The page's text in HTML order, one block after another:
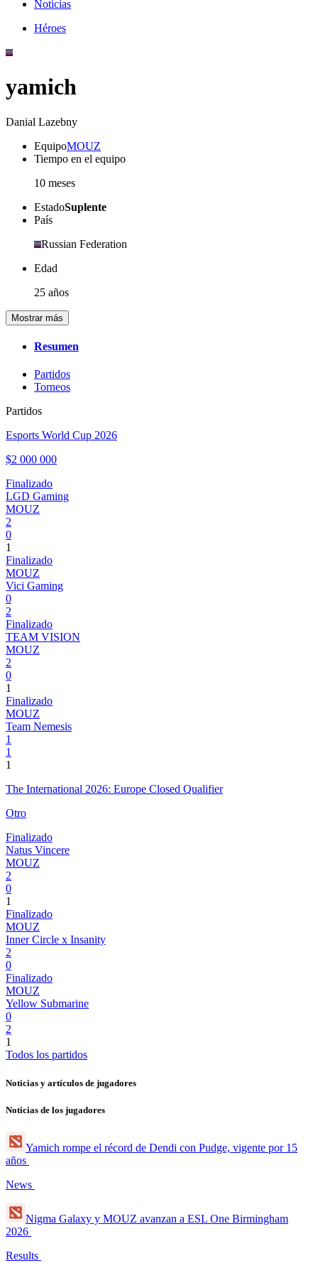
Noticias
Héroes
yamich
Danial Lazebny
EquipoMOUZ
Tiempo en el equipo
10 meses
EstadoSuplente
País
Russian Federation
Edad
25 años
Mostrar más
Resumen
Partidos
Torneos
Partidos
Esports World Cup 2026
$2 000 000
Finalizado
LGD Gaming
MOUZ
2
0
1
Finalizado
MOUZ
Vici Gaming
0
2
Finalizado
TEAM VISION
MOUZ
2
0
1
Finalizado
MOUZ
Team Nemesis
1
1
1
The International 2026: Europe Closed Qualifier
Otro
Finalizado
Natus Vincere
MOUZ
2
0
1
Finalizado
MOUZ
Inner Circle x Insanity
2
0
Finalizado
MOUZ
Yellow Submarine
0
2
1
Todos los partidos
Noticias y artículos de jugadores
Noticias de los jugadores
Yamich rompe el récord de Dendi con Pudge, vigente por 15
años
News
Nigma Galaxy y MOUZ avanzan a ESL One Birmingham
2026
Results